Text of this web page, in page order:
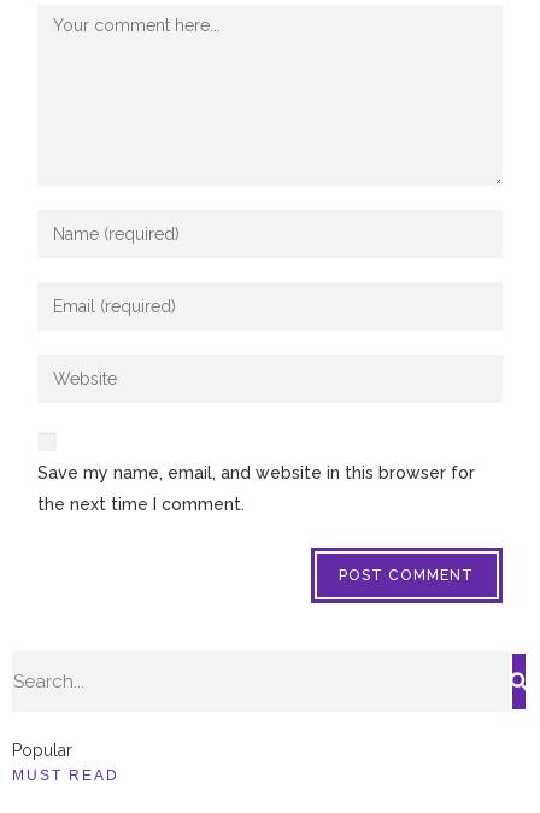
Save my name, email, and website in this browser for
the next time I comment.
Popular
MUST READ